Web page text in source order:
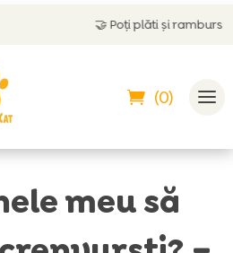
Poți plăti și ramburs
(0)
meu să